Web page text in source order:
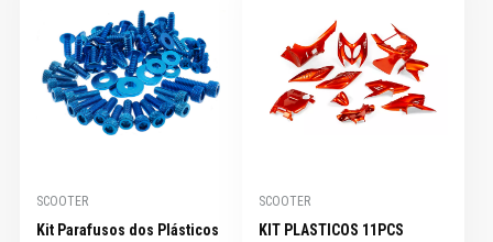
SCOOTER
Kit Parafusos dos Plásticos
SCOOTER
KIT PLASTICOS 11PCS